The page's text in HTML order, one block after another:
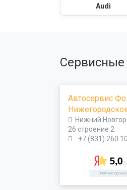
Audi
Автосервис
Нижний
26 строение 2
+7 (831) 260